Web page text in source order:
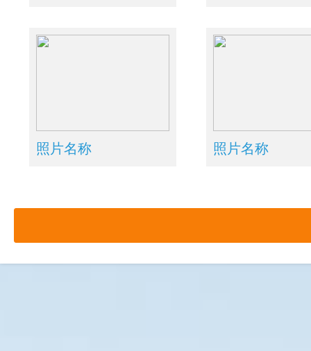
照片名称 照片名称